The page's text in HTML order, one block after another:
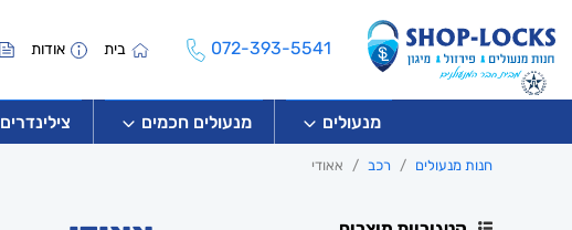
072-393-5541 בית אודות
מנעולים מנעולים חכמים צילינדרים
חנות מנעולים רכב אאודי